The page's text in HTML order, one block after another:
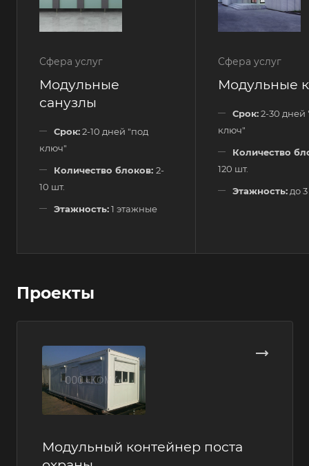
Сфера услуг
Модульные
санузлы
Срок:2-10 дней "под
ключ"
Количество блоков: 2-
10 шт.
Этажность:1 этажные
Сфера услуг
Модульные
Срок:2-30 дней
ключ"
Количество
120 шт.
Этажность: до
Проекты
Модульный контейнер поста